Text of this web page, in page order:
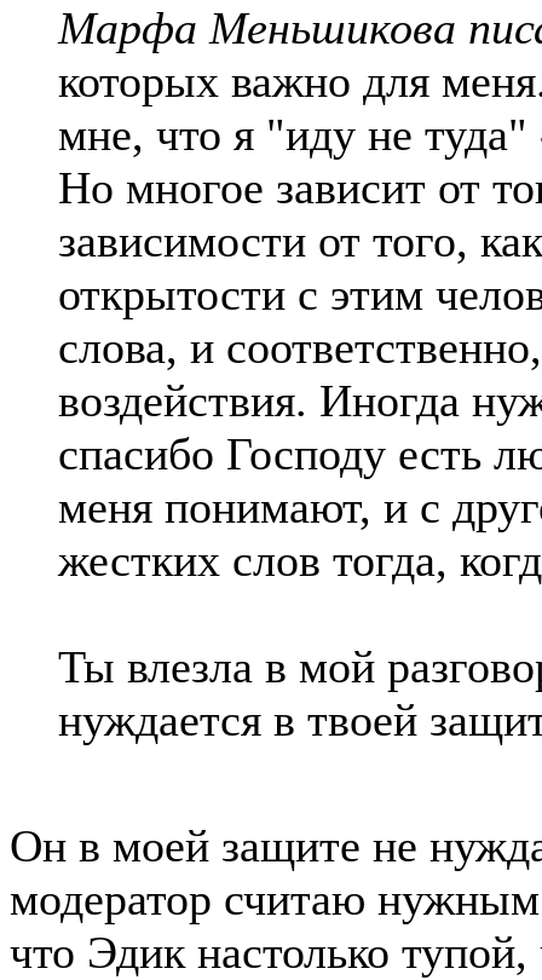
Марфа Меньшикова
которых важно для
мне, что я "иду не
Но многое зависит от
зависимости от того,
открытости с этим
слова, и
воздействия. Иногда
спасибо Господу есть
меня понимают, и с
жестких слов тогда,
Ты влезла в мой
нуждается в твоей
Он в моей защите не
модератор считаю
что Эдик настолько